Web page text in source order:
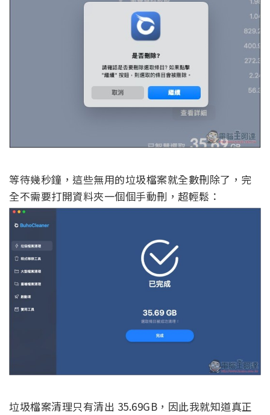
等待幾秒鐘，這些無用的垃圾檔案就全數刪除了，完
全不需要打開資料夾一個個手動刪，超輕鬆：
垃圾檔案清理只有清出 35.69GB，因此我就知道真正